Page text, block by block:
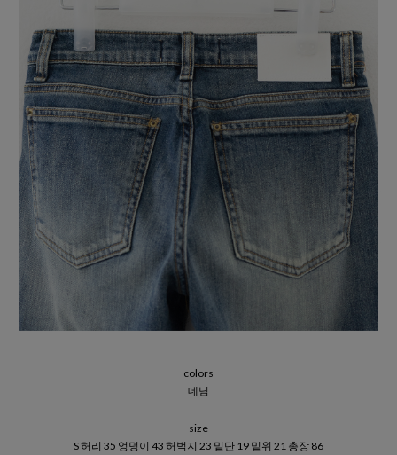
colors
데님
size
S 허리 35 엉덩이 43 허벅지 23 밑단 19 밑위 21 총장 86